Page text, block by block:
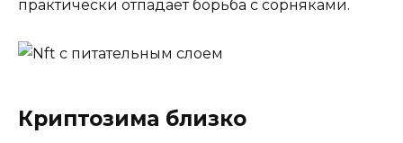
практически отпадает борьба с сорняками.
Криптозима близко